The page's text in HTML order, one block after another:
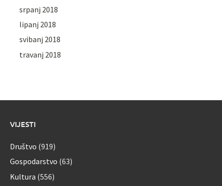
srpanj 2018
lipanj 2018
svibanj 2018
travanj 2018
VIJESTI
Društvo (919)
Gospodarstvo (63)
Kultura (556)